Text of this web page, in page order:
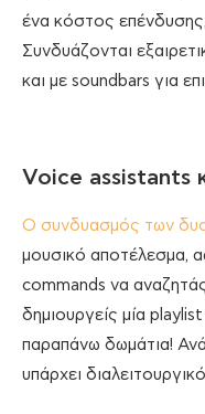
ένα κόστος
Συνδυάζονται
και με soundbars για
Voice assistants
Ο συνδυασμός των
μουσικό αποτέλεσμα,
commands να
δημιουργείς μία
παραπάνω δωμάτια!
υπάρχει